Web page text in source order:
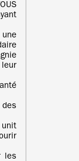
unit
les